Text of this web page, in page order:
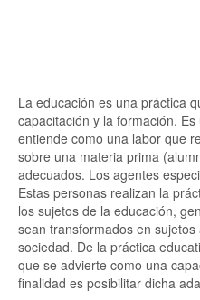
La educación es una práctica
capacitación y la formación.
entiende como una labor que
sobre una materia prima
adecuados. Los agentes
Estas personas realizan la
los sujetos de la educación,
sean transformados en
sociedad. De la práctica
que se advierte como una
finalidad es posibilitar dicha